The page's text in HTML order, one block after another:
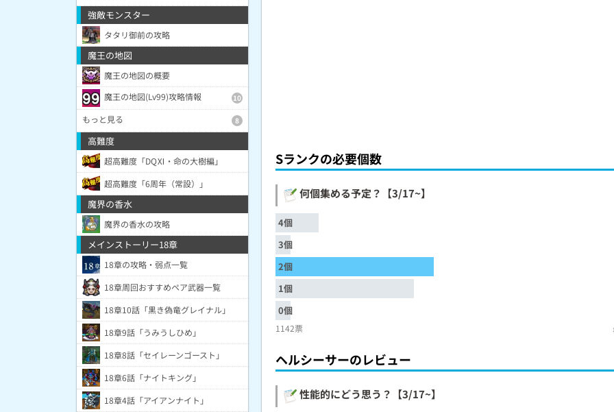
Sランクの必要個数
何個集める予定？【3/17~】
4個
3個
2個
1個
0個
1142票
ヘルシーサーのレビュー
性能的にどう思う？【3/17~】
強敵モンスター
タタリ御前の攻略
魔王の地図
魔王の地図の概要
魔王の地図(Lv99)攻略情報
10
もっと見る 8
高難度
超高難度「DQⅪ・命の大樹編」
超高難度「6周年（常設）」
魔界の香水
魔界の香水の攻略
メインストーリー18章
18章の攻略・弱点一覧
18章周回おすすめペア武器一覧
18章10話「黒き偽竜グレイナル」
18章9話「うみうしひめ」
18章8話「セイレーンゴースト」
18章6話「ナイトキング」
18章4話「アイアンナイト」